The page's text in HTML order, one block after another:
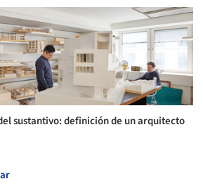
sustantivo: definición de un arquitecto